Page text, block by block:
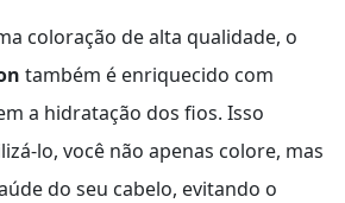
coloração de alta qualidade, o
também é enriquecido com
a hidratação dos fios. Isso
lo, você não apenas colore, mas
do seu cabelo, evitando o